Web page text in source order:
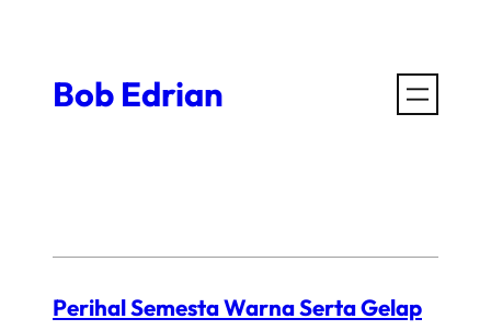
contentBob Edrian
Perihal Semesta Warna Serta Gelap